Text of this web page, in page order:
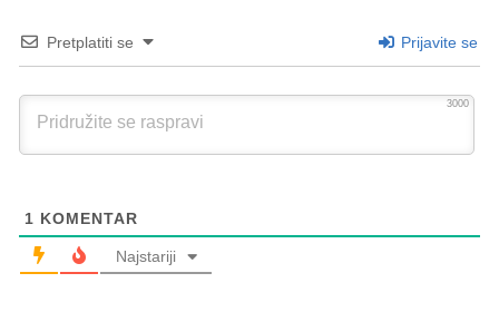
Pretplatiti se Prijavite se
3000
1 KOMENTAR
Najstariji